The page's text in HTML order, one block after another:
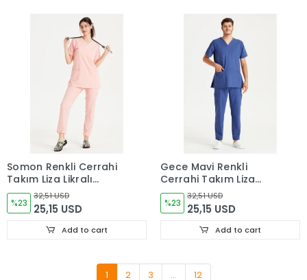
Somon Renkli Cerrahi
Takım Liza Likralı
V Yaka Forma
%23
32,51 USD
25,15 USD
Add to cart
Gece Mavi Renkli
Cerrahi Takım Liza
Likralı V Yaka Forma
%23
32,51 USD
25,15 USD
Add to cart
1 2 3 ... 12